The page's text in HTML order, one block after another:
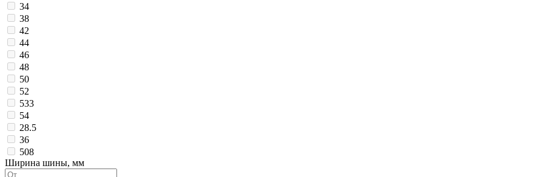
34
38
42
44
46
48
50
52
533
54
28.5
36
508
Ширина шины, мм